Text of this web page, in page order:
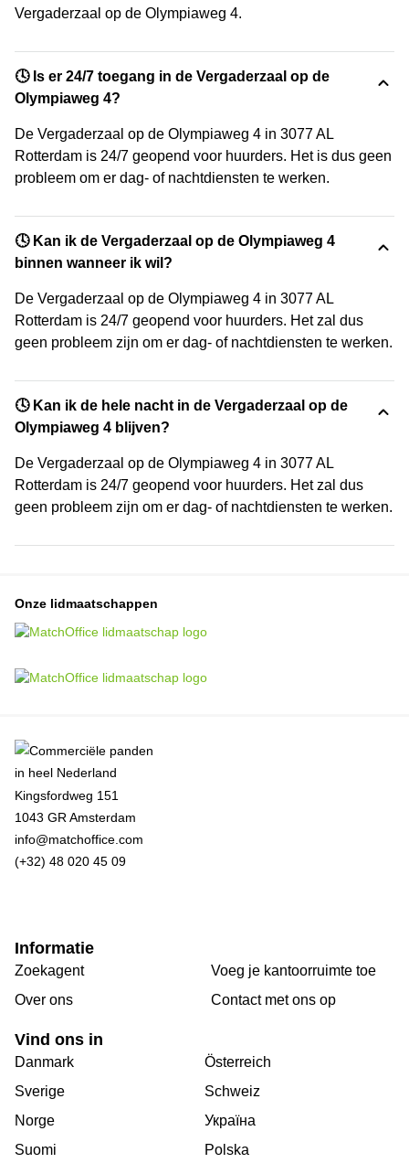
Vergaderzaal op de Olympiaweg 4.
🕓 Is er 24/7 toegang in de Vergaderzaal op de
Olympiaweg 4?
De Vergaderzaal op de Olympiaweg 4 in 3077 AL
Rotterdam is 24/7 geopend voor huurders. Het is dus geen
probleem om er dag- of nachtdiensten te werken.
🕓 Kan ik de Vergaderzaal op de Olympiaweg 4
binnen wanneer ik wil?
De Vergaderzaal op de Olympiaweg 4 in 3077 AL
Rotterdam is 24/7 geopend voor huurders. Het zal dus
geen probleem zijn om er dag- of nachtdiensten te werken.
🕓 Kan ik de hele nacht in de Vergaderzaal op de
Olympiaweg 4 blijven?
De Vergaderzaal op de Olympiaweg 4 in 3077 AL
Rotterdam is 24/7 geopend voor huurders. Het zal dus
geen probleem zijn om er dag- of nachtdiensten te werken.
Onze lidmaatschappen
Kingsfordweg 151
1043 GR Amsterdam
info@matchoffice.com
(+32) 48 020 45 09
Informatie
Zoekagent
Over ons
Voeg je kantoorruimte toe
Сontact met ons op
Vind ons in
Danmark
Sverige
Norge
Suomi
Österreich
Schweiz
Україна
Polska